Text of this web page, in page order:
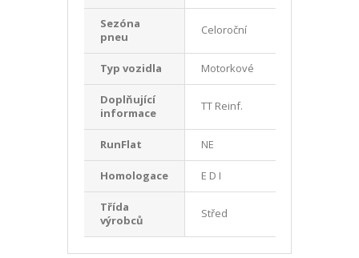
Sezóna
pneu
Celoroční
Typ vozidla Motorkové
Doplňující
informace
TT Reinf.
RunFlat NE
Homologace E D I
Třída
výrobců
Střed